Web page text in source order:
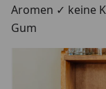
Aromen ✓ keine
Gum